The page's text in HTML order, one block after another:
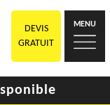
DEVIS
GRATUIT
MENU